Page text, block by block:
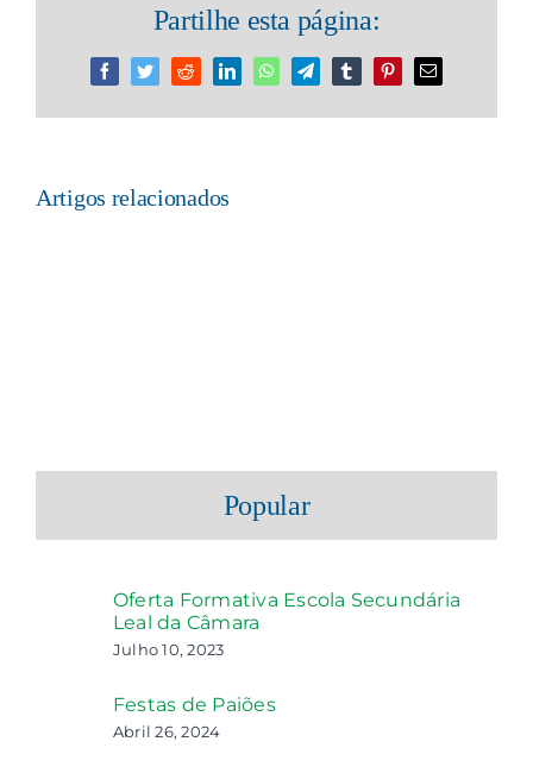
Partilhe esta página:
FacebookTwitterRedditLinkedInWhatsAppTelegramTumblrPinterestEmail
Artigos relacionados
Popular
Oferta Formativa Escola Secundária
Leal da Câmara
Julho 10, 2023
Festas de Paiões
Abril 26, 2024